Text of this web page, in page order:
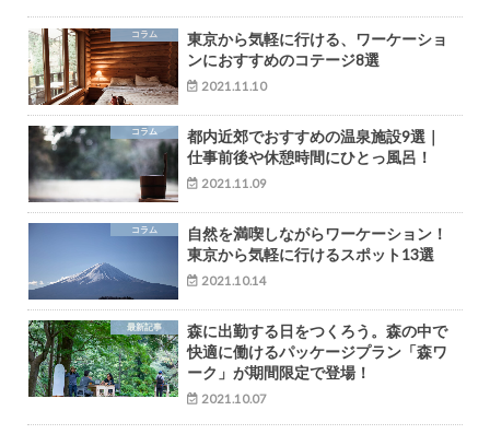
コラム
東京から気軽に行ける、ワーケーショ
ンにおすすめのコテージ8選
2021.11.10
コラム
都内近郊でおすすめの温泉施設9選｜
仕事前後や休憩時間にひとっ風呂！
2021.11.09
コラム
自然を満喫しながらワーケーション！
東京から気軽に行けるスポット13選
2021.10.14
最新記事
森に出勤する日をつくろう。森の中で
快適に働けるパッケージプラン「森ワ
ーク」が期間限定で登場！
2021.10.07